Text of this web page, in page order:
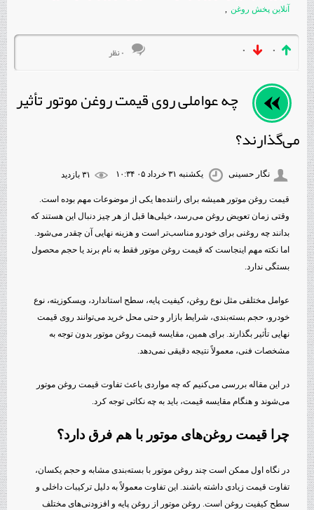
آنلاین پخش روغن
۰ ۰ ۰ نظر
چه عواملی روی قیمت روغن موتور تأثیر
می‌گذارند؟
نگار حسینی یکشنبه ۳۱ خرداد ۰۵ ۱۰:۳۴
قیمت روغن موتور همیشه برای راننده‌ها یکی از موضوعات مهم بوده است.
وقتی زمان تعویض روغن می‌رسد، خیلی‌ها قبل از هر چیز دنبال این هستند که
بدانند چه روغنی برای خودرو مناسب‌تر است و هزینه نهایی آن چقدر می‌شود.
اما نکته مهم اینجاست که قیمت روغن موتور فقط به نام برند یا حجم محصول
بستگی ندارد.
عوامل مختلفی مثل نوع روغن، کیفیت پایه، سطح استاندارد، ویسکوزیته، نوع
خودرو، حجم بسته‌بندی، شرایط بازار و حتی محل خرید می‌توانند روی قیمت
نهایی تأثیر بگذارند. برای همین، مقایسه قیمت روغن موتور بدون توجه به
مشخصات فنی، معمولاً نتیجه دقیقی نمی‌دهد.
در این مقاله بررسی می‌کنیم که چه مواردی باعث تفاوت قیمت روغن موتور
می‌شوند و هنگام مقایسه قیمت، باید به چه نکاتی توجه کرد.
چرا قیمت روغن‌های موتور با هم فرق دارد؟
در نگاه اول ممکن است چند روغن موتور با بسته‌بندی مشابه و حجم یکسان،
تفاوت قیمت زیادی داشته باشند. این تفاوت معمولاً به دلیل ترکیبات داخلی و
سطح کیفیت روغن است. روغن موتور از روغن پایه و افزودنی‌های مختلف